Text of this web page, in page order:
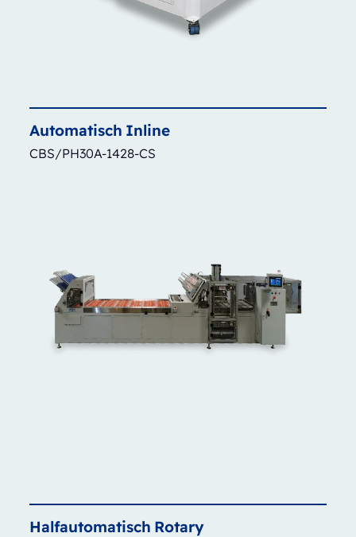
Automatisch Inline
CBS/PH30A-1428-CS
Halfautomatisch Rotary